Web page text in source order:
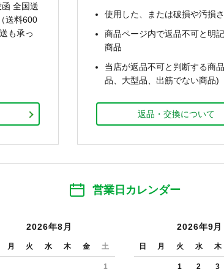
全国送
送料600
も承っ
使用した、または破損や汚損
商品ページ内で返品不可と明
商品
当店が返品不可と判断する商
品、大型品、出筋でない商品)
返品・交換について
営業日カレンダー
2026年8月
月 火 水 木 金 土
1
2026年9月
日 月 火 水 木
1 2 3